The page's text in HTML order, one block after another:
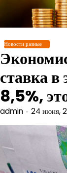
Перейти
содержимому
Новости разные
ставка
8,5%,
admin 24 июня,